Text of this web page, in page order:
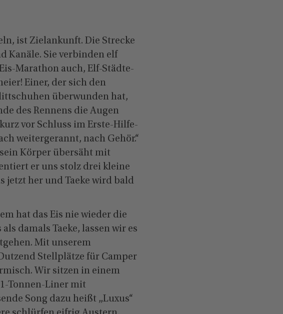
ist Zielankunft. Die Strecke
Kanäle. Sie verbinden elf
Marathon auch, Elf-Städte-
Einer, der sich den
überwunden hat,
des Rennens die Augen
vor Schluss im Erste-Hilfe-
weitergerannt, nach Gehör.“
Körper übersäht mit
er uns stolz drei kleine
jetzt her und Taeke wird bald
hat das Eis nie wieder die
damals Taeke, lassen wir es
Mit unserem
Stellplätze für Camper
Wir sitzen in einem
Tonnen-Liner mit
Song dazu heißt „Luxus“